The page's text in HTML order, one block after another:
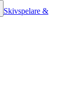
Skivspelare &